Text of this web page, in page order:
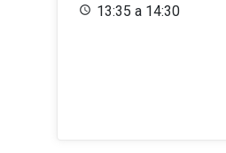
13:35 a 14:30